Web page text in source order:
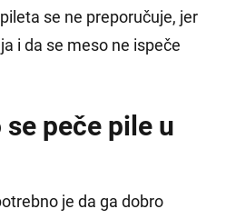
se ne preporučuje, jer
i da se meso ne ispeče
peče pile u
je da ga dobro